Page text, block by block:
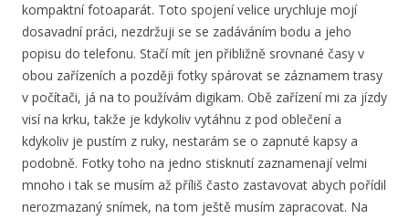
kompaktní fotoaparát. Toto spojení velice urychluje mojí
dosavadní práci, nezdržuji se se zadáváním bodu a jeho
popisu do telefonu. Stačí mít jen přibližně srovnané časy v
obou zařízeních a později fotky spárovat se záznamem trasy
v počítači, já na to používám digikam. Obě zařízení mi za jízdy
visí na krku, takže je kdykoliv vytáhnu z pod oblečení a
kdykoliv je pustím z ruky, nestarám se o zapnuté kapsy a
podobně. Fotky toho na jedno stisknutí zaznamenají velmi
mnoho i tak se musím až příliš často zastavovat abych pořídil
nerozmazaný snímek, na tom ještě musím zapracovat. Na